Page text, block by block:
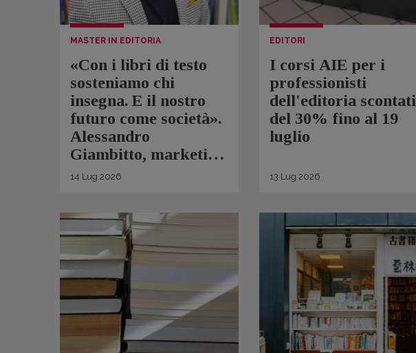
MASTER IN EDITORIA
«Con i libri di testo
sosteniamo chi
insegna. E il nostro
futuro come società».
Alessandro
Giambitto, marketing
e communication
14 Lug 2026
EDITORI
I corsi AIE per i
professionisti
dell'editoria scontati
del 30% fino al 19
luglio
13 Lug 2026